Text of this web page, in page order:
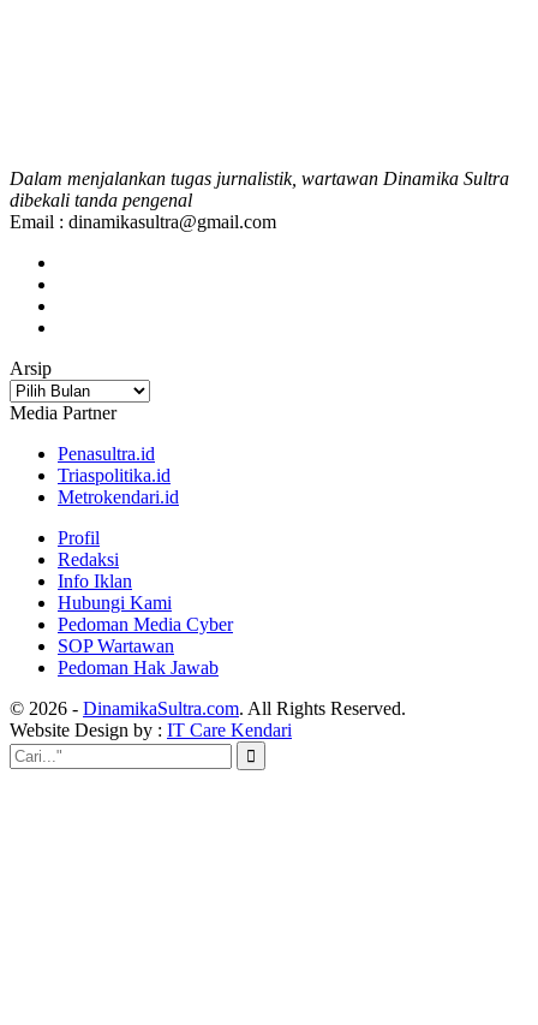
Dalam menjalankan tugas jurnalistik, wartawan Dinamika Sultra
dibekali tanda pengenal
Email : dinamikasultra@gmail.com
Arsip
Arsip
Media Partner
Penasultra.id
Triaspolitika.id
Metrokendari.id
Profil
Redaksi
Info Iklan
Hubungi Kami
Pedoman Media Cyber
SOP Wartawan
Pedoman Hak Jawab
© 2026 - DinamikaSultra.com. All Rights Reserved.
Website Design by : IT Care Kendari